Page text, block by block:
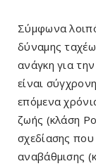
Σύμφωνα
δύναμης
ανάγκη για
είναι
επόμενα
ζωής (κλάση
σχεδίασης
αναβάθμισης